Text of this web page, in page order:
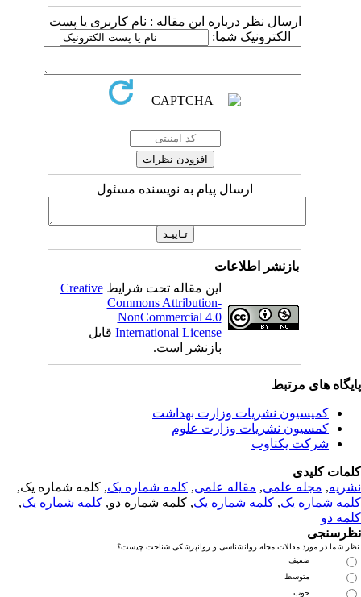
ارسال نظر درباره این مقاله : نام کاربری یا پست
الکترونیک شما:
ارسال پیام به نویسنده مسئول
بازنشر اطلاعات
این مقاله تحت شرایطCreative
Commons Attribution-
NonCommercial 4.0
International Licenseقابل
بازنشر است.
های مرتبط
کمیسیون نشریات وزارت بهداشت
کمسیون نشریات وزارت علوم
شرکت یکتاوب
کلیدی
,مجله علمی, مقاله علمی, کلمه شماره یک, کلمه شماره یک,
شماره یک,کلمه شماره یک, کلمه شماره دو,کلمه شماره یک,
دو
شما در مورد مقالات مجله روانشناسی و روانپزشکی شناخت چیست؟
ضعیف
متوسط
خوب